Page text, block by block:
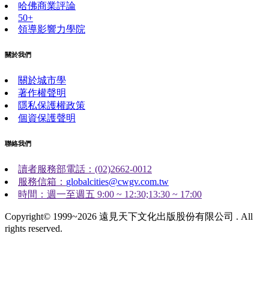
哈佛商業評論
50+
領導影響力學院
關於我們
關於城市學
著作權聲明
隱私保護權政策
個資保護聲明
聯絡我們
讀者服務部電話：(02)2662-0012
服務信箱： globalcities@cwgv.com.tw
時間：週一至週五 9:00 ~ 12:30;13:30 ~ 17:00
Copyright© 1999~2026 遠見天下文化出版股份有限公司 . All
rights reserved.